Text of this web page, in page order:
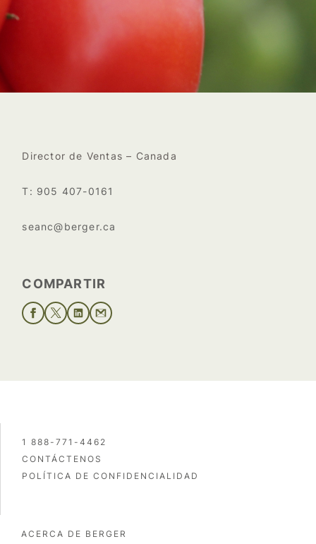
Director de Ventas – Canada
T: 905 407-0161
seanc@berger.ca
COMPARTIR
1 888-771-4462
CONTÁCTENOS
POLÍTICA DE CONFIDENCIALIDAD
ACERCA DE BERGER